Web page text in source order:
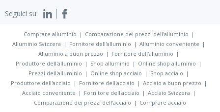
Privacy policy
Seguici su:
Comprare alluminio
Comparazione dei prezzi dell'alluminio
Alluminio Svizzera
Fornitore dell'alluminio
Alluminio conveniente
Alluminio a buon prezzo
Fornitore dell'alluminio
Produttore dell'alluminio
Shop alluminio
Online shop alluminio
Prezzi dell'alluminio
Online shop acciaio
Shop acciaio
Produttore dell'acciaio
Fornitore dell'acciaio
Acciaio a buon prezzo
Acciaio conveniente
Fornitore dell'acciaio
Acciaio Svizzera
Comparazione dei prezzi dell'acciaio
Comprare acciaio